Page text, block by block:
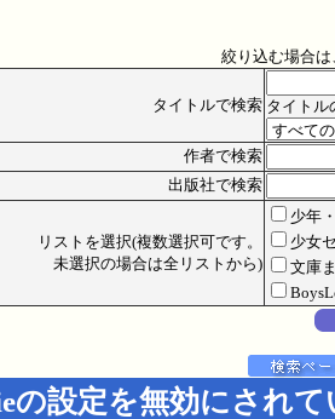
絞り込む場合
タイトルで検索 タイトル
作者で検索
出版社で検索
リストを選択(複数選択可です。
未選択の場合は全リストから)
少年
少女
文庫
の設定を無効にされ